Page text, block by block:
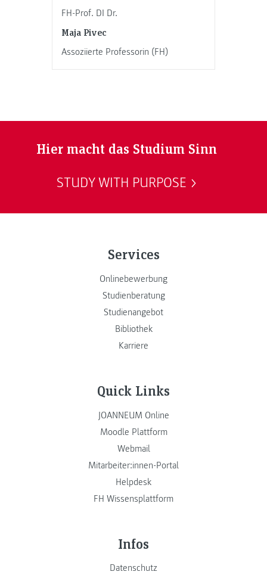
FH-Prof. DI Dr.
Maja Pivec
Assoziierte Professorin (FH)
Hier macht das Studium Sinn
STUDY WITH PURPOSE
Services
Onlinebewerbung
Studienberatung
Studienangebot
Bibliothek
Karriere
Quick Links
JOANNEUM Online
Moodle Plattform
Webmail
Mitarbeiter:innen-Portal
Helpdesk
FH Wissensplattform
Infos
Datenschutz